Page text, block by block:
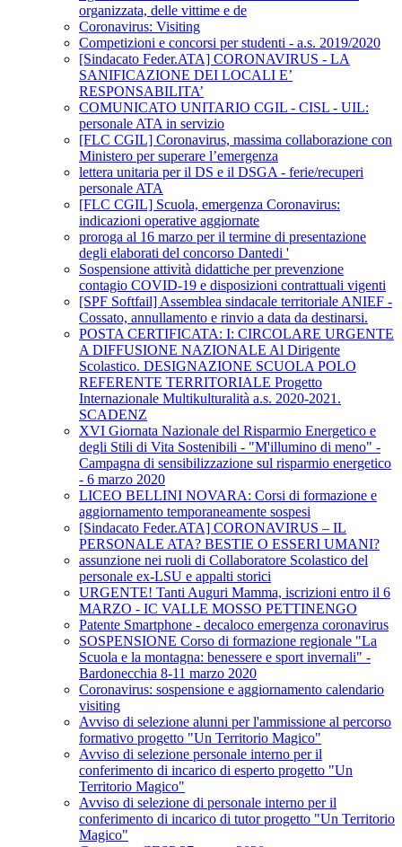
organizzata, delle vittime e de
Coronavirus: Visiting
Competizioni e concorsi per studenti - a.s. 2019/2020
[Sindacato Feder.ATA] CORONAVIRUS - LA
SANIFICAZIONE DEI LOCALI E’
RESPONSABILITA’
COMUNICATO UNITARIO CGIL - CISL - UIL:
personale ATA in servizio
[FLC CGIL] Coronavirus, massima collaborazione con
Ministero per superare l’emergenza
lettera unitaria per il DS e il DSGA - ferie/recuperi
personale ATA
[FLC CGIL] Scuola, emergenza Coronavirus:
indicazioni operative aggiornate
proroga al 16 marzo per il termine di presentazione
degli elaborati del concorso Dantedi '
Sospensione attività didattiche per prevenzione
contagio COVID-19 e disposizioni contrattuali vigenti
[SPF Softfail] Assemblea sindacale territoriale ANIEF -
Cossato, annullamento e rinvio a data da destinarsi.
POSTA CERTIFICATA: I: CIRCOLARE URGENTE
A DIFFUSIONE NAZIONALE Al Dirigente
Scolastico. DESIGNAZIONE SCUOLA POLO
REFERENTE TERRITORIALE Progetto
Internazionale Multikulturalità a.s. 2020-2021.
SCADENZ
XVI Giornata Nazionale del Risparmio Energetico e
degli Stili di Vita Sostenibili - "M'illumino di meno" -
Campagna di sensibilizzazione sul risparmio energetico
- 6 marzo 2020
LICEO BELLINI NOVARA: Corsi di formazione e
aggiornamento temporaneamente sospesi
[Sindacato Feder.ATA] CORONAVIRUS – IL
PERSONALE ATA? BESTIE O ESSERI UMANI?
assunzione nei ruoli di Collaboratore Scolastico del
personale ex-LSU e appalti storici
URGENTE! Tanti Auguri Mamma, iscrizioni entro il 6
MARZO - IC VALLE MOSSO PETTINENGO
Patente Smartphone - decaloco emergenza coronavirus
SOSPENSIONE Corso di formazione regionale "La
Scuola e la montagna: benessere e sport invernali" -
Bardonecchia 8-11 marzo 2020
Coronavirus: sospensione e aggiornamento calendario
visiting
Avviso di selezione alunni per l'ammissione al percorso
formativo progetto "Un Territorio Magico"
Avviso di selezione personale interno per il
conferimento di incarico di esperto progetto "Un
Territorio Magico"
Avviso di selezione di personale interno per il
conferimento di incarico di tutor progetto "Un Territorio
Magico"